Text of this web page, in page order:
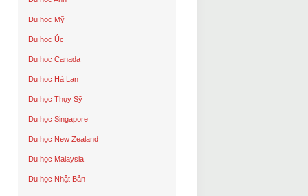
Du học Mỹ
Du học Úc
Du học Canada
Du học Hà Lan
Du học Thụy Sỹ
Du học Singapore
Du học New Zealand
Du học Malaysia
Du học Nhật Bản